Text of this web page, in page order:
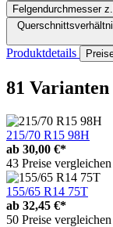
Felgendurchmesser
Produktdetails
81 Varianten
215/70 R15 98H
ab 30,00 €*
43 Preise vergleichen
155/65 R14 75T
ab 32,45 €*
50 Preise vergleichen